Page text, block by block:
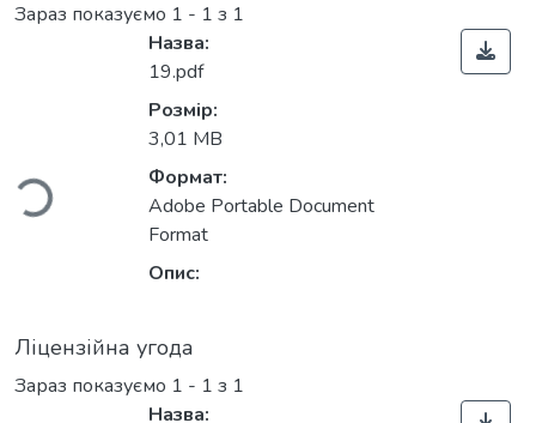
Зараз показуємо 1 - 1 з 1
Вантажиться...
Назва:
19.pdf
Розмір:
3,01 MB
Формат:
Adobe Portable Document
Format
Опис:
Ліцензійна угода
Зараз показуємо 1 - 1 з 1
Назва: